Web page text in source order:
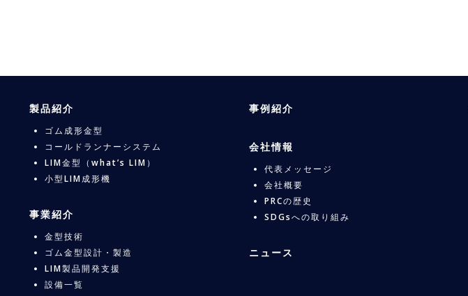
製品紹介
ゴム成形金型
コールドランナーシステム
LIM金型（what’s LIM）
小型LIM成形機
事業紹介
金型技術
ゴム金型設計・製造
LIM製品開発支援
設備一覧
事例紹介
会社情報
代表メッセージ
会社概要
PRCの歴史
SDGsへの取り組み
ニュース